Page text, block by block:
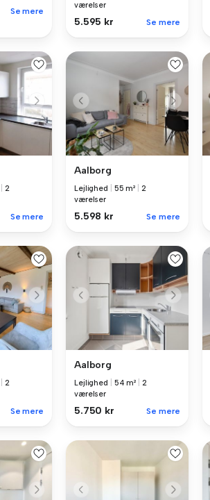
Se mere
værelser
5.595 kr Se mere
|2
Se mere
Aalborg
Lejlighed 55 m²
2
værelser
5.598 kr Se mere
|2
Se mere
Aalborg
Lejlighed 54 m²
2
værelser
5.750 kr Se mere